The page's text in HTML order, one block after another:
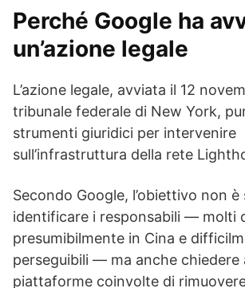
Perché Google ha
un’azione legale
L’azione legale, avviata il 12
tribunale federale di New York,
strumenti giuridici per intervenire
sull’infrastruttura della rete
Secondo Google, l’obiettivo non
identificare i responsabili — molti
presumibilmente in Cina e
perseguibili — ma anche chiedere
piattaforme coinvolte di